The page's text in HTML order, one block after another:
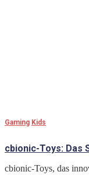
Gaming Kids
cbionic-Toys: Das
cbionic-Toys, das